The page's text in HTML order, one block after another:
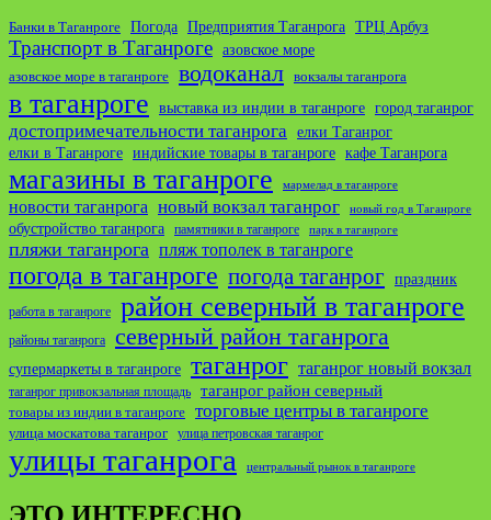
Банки в Таганроге Погода Предприятия Таганрога ТРЦ Арбуз
Транспорт в Таганроге азовское море
азовское море в таганроге водоканал вокзалы таганрога
в таганроге выставка из индии в таганроге город таганрог
достопримечательности таганрога елки Таганрог
елки в Таганроге индийские товары в таганроге кафе Таганрога
магазины в таганроге мармелад в таганроге
новости таганрога новый вокзал таганрог новый год в Таганроге
обустройство таганрога памятники в таганроге парк в таганроге
пляжи таганрога пляж тополек в таганроге
погода в таганроге погода таганрог праздник
работа в таганроге район северный в таганроге
районы таганрога северный район таганрога
супермаркеты в таганроге таганрог таганрог новый вокзал
таганрог привокзальная площадь таганрог район северный
товары из индии в таганроге торговые центры в таганроге
улица москатова таганрог улица петровская таганрог
улицы таганрога центральный рынок в таганроге